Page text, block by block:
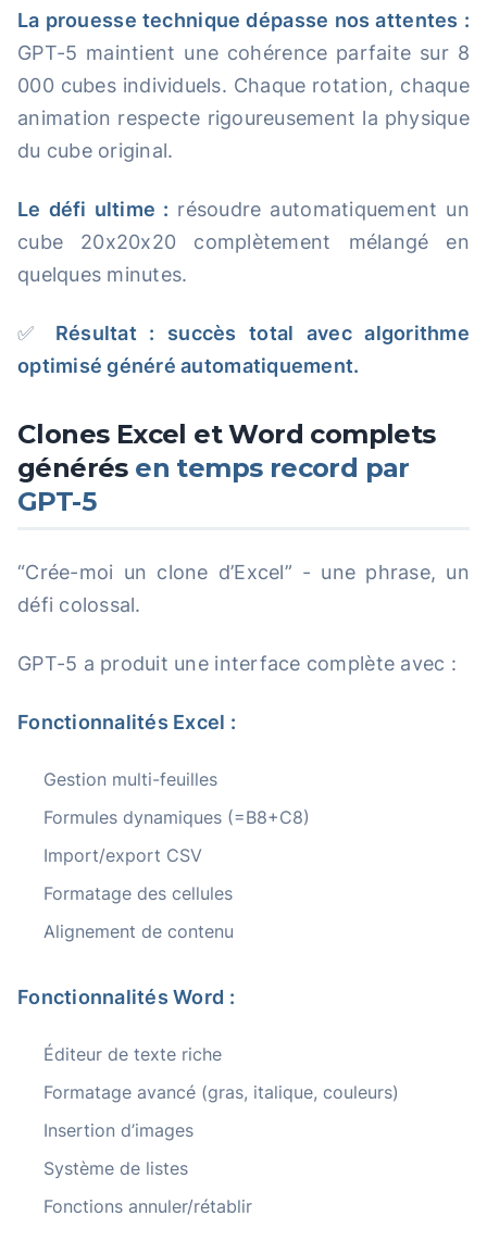
La prouesse technique dépasse nos attentes :
GPT-5 maintient une cohérence parfaite sur 8
000 cubes individuels. Chaque rotation, chaque
animation respecte rigoureusement la physique
du cube original.
Le défi ultime : résoudre automatiquement un
cube 20x20x20 complètement mélangé en
quelques minutes.
✅ Résultat : succès total avec algorithme
optimisé généré automatiquement.
Clones Excel et Word complets
générés en temps record par
GPT-5
“Crée-moi un clone d’Excel” - une phrase, un
défi colossal.
GPT-5 a produit une interface complète avec :
Fonctionnalités Excel :
Gestion multi-feuilles
Formules dynamiques (=B8+C8)
Import/export CSV
Formatage des cellules
Alignement de contenu
Fonctionnalités Word :
Éditeur de texte riche
Formatage avancé (gras, italique, couleurs)
Insertion d’images
Système de listes
Fonctions annuler/rétablir